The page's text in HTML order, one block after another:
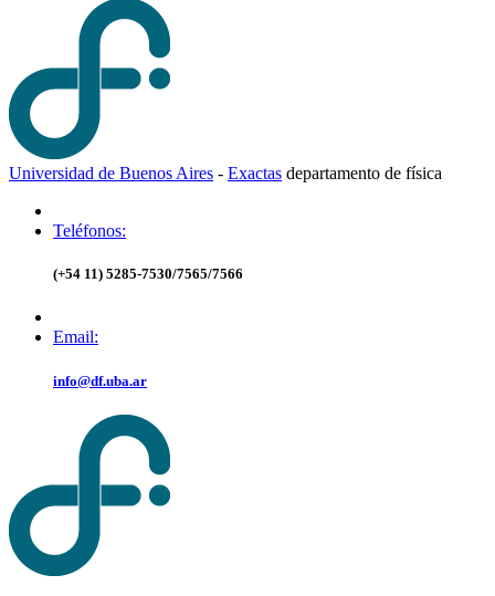
Universidad de Buenos Aires - Exactas departamento de física
Teléfonos:
(+54 11) 5285-7530/7565/7566
Email:
info@df.uba.ar